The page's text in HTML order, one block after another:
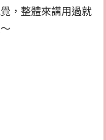
，整體來講用過就